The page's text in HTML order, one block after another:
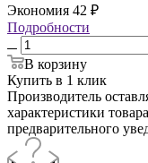
Экономия 42 ₽
Подробности
В корзину
Купить в 1 клик
Производитель
характеристики
предварительного